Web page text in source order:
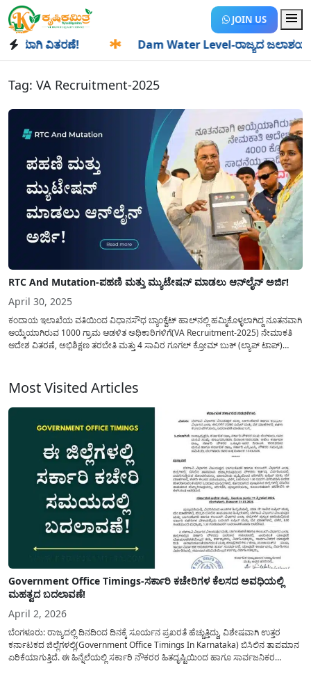
JOIN US
ವಿತರಣೆ! Dam Water Level-ರಾಜ್ಯದ ಜಲಾಶಯಗಳಿಗೆ
Tag: VA Recruitment-2025
RTC And Mutation-ಪಹಣಿ ಮತ್ತು ಮ್ಯುಟೇಷನ್ ಮಾಡಲು ಆನ್‍ಲೈನ್ ಅರ್ಜಿ!
April 30, 2025
ಕಂದಾಯ ಇಲಾಖೆಯ ವತಿಯಿಂದ ವಿಧಾನಸೌಧ ಬ್ಯಾಂಕ್ವೆಟ್ ಹಾಲ್‍ನಲ್ಲಿ ಹಮ್ಮಿಕೊಳ್ಳಲಾಗಿದ್ದ ನೂತನವಾಗಿ
ಆಯ್ಕೆಯಾಗಿರುವ 1000 ಗ್ರಾಮ ಆಡಳಿತ ಅಧಿಕಾರಿಗಳಿಗೆ(VA Recruitment-2025) ನೇಮಾಕತಿ
ಆದೇಶ ವಿತರಣೆ, ಅಭಿಶಿಕ್ಷಣ ತರಬೇತಿ ಮತ್ತು 4 ಸಾವಿರ ಗೂಗಲ್ ಕ್ರೋಮ್ ಬುಕ್ (ಲ್ಯಾಪ್ ಟಾಪ್)
Most Visited Articles
Government Office Timings-ಸರ್ಕಾರಿ ಕಚೇರಿಗಳ ಕೆಲಸದ ಅವಧಿಯಲ್ಲಿ
ಮಹತ್ವದ ಬದಲಾವಣೆ!
April 2, 2026
ಬೆಂಗಳೂರು: ರಾಜ್ಯದಲ್ಲಿ ದಿನದಿಂದ ದಿನಕ್ಕೆ ಸೂರ್ಯನ ಪ್ರಖರತೆ ಹೆಚ್ಚುತ್ತಿದ್ದು, ವಿಶೇಷವಾಗಿ ಉತ್ತರ
ಕರ್ನಾಟಕದ ಜಿಲ್ಲೆಗಳಲ್ಲಿ(Government Office Timings In Karnataka) ಬಿಸಿಲಿನ ತಾಪಮಾನ
ಏರಿಕೆಯಾಗುತ್ತಿದೆ. ಈ ಹಿನ್ನೆಲೆಯಲ್ಲಿ ಸರ್ಕಾರಿ ನೌಕರರ ಹಿತದೃಷ್ಟಿಯಿಂದ ಹಾಗೂ ಸಾರ್ವಜನಿಕರ